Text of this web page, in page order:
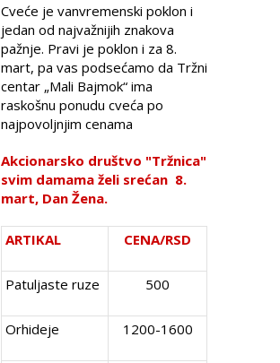
Cveće je vanvremenski poklon i
jedan od najvažnijih znakova
pažnje. Pravi je poklon i za 8.
mart, pa vas podsećamo da Tržni
centar „Mali Bajmok“ ima
raskošnu ponudu cveća po
najpovoljnjim cenama
Akcionarsko društvo "Tržnica"
svim damama želi srećan 8.
mart, Dan Žena.
ARTIKAL CENA/RSD
Patuljaste ruze 500
Orhideje 1200-1600